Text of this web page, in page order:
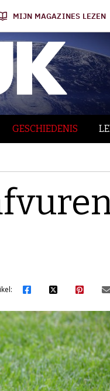
MIJN MAGAZINES LEZEN
GESCHIEDENIS